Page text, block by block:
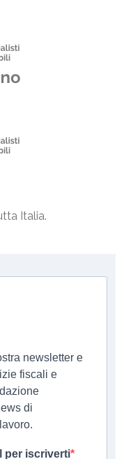
Italia.
newsletter e
fiscali e
di
per iscriverti